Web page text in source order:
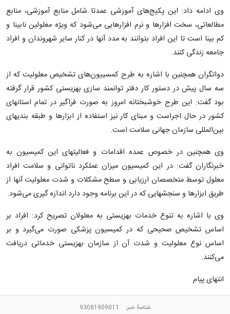
وی ادامه داد: این پکیج‌های آموزشی عمدتا شامل منابع آموزشی، منابع
مطالعاتی، سخت افزارها و نرم افزارهایی می‌شود که ویژه معلولین نابینا و
کم بینا است تا این افراد بتوانند به مدد آنها در کنار سایر شهروندان و افراد
جامعه زندگی کنند.
دواتگران همچنین با اشاره به طرح کمسییون‌های تشخیص معلولیت که از
سه سال پیش در دستور کار دفتر توانمند سازی بهزیستی کشور قرار گرفته
بود گفت: این طرح خوشبختانه امروز به صورت فراگیر در تمام استانهای
کشور در حال اجراست و مبنای کار نیز استفاده از ابزارها و طبقه بندیهای
بین‌المللی سازمان جهانی سلامت است.
وی همچنین در خصوص عمده اقدامات و فعالیتهای این کمیسیون به
خبرنگاران گفت: در این کمیسیون میزان عملکرد ناتوانی و سلامت افراد
معلول توسط متخصصان ارزیابی و سطح مشکلات و شدت معلولیت آنها از
طریق ابزارها و سنجشهایی که در این برنامه وجود دارد اندازه گیری می‌شود.
وی با اشاره به تنوع خدمات بهزیستی به معلولان تصریح کرد: افراد بر
اساس تشخیص صحیحی که در کمیسیون پزشکی صورت می‌گیرد و بر
اساس نوع معلولیت و شدت آن از سازمان بهزیستی خدماتی دریافت
می‌کنند.
انتهای پیام
شناسهٔ خبر: 93081909011